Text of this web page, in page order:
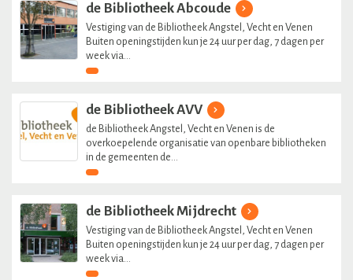
de Bibliotheek Abcoude
Vestiging van de Bibliotheek Angstel, Vecht en Venen
Buiten openingstijden kun je 24 uur per dag, 7 dagen per
week via...
de Bibliotheek AVV
de Bibliotheek Angstel, Vecht en Venen is de
overkoepelende organisatie van openbare bibliotheken
in de gemeenten de...
de Bibliotheek Mijdrecht
Vestiging van de Bibliotheek Angstel, Vecht en Venen
Buiten openingstijden kun je 24 uur per dag, 7 dagen per
week via...